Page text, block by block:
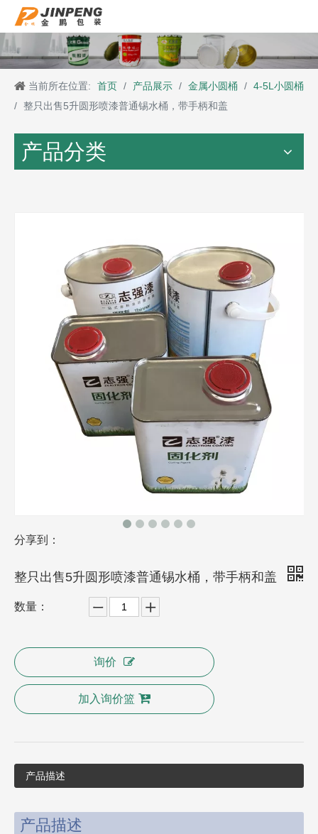
当前所在位置: 首页 / 产品展示 / 金属小圆桶 / 4-5L小圆桶
/ 整只出售5升圆形喷漆普通锡水桶，带手柄和盖
产品分类
分享到：
整只出售5升圆形喷漆普通锡水桶，带手柄和盖
数量：
询价
加入询价篮
产品描述
产品描述